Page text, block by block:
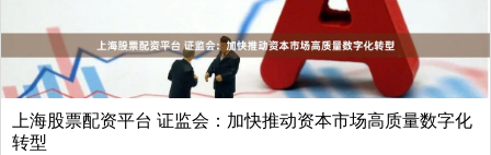
上海股票配资平台 证监会：加快推动资本市场高质量数字化
转型